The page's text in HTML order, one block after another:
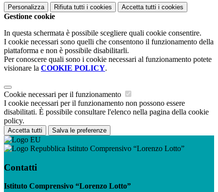
Personalizza Rifiuta tutti i cookies Accetta tutti i cookies
Gestione cookie
In questa schermata è possibile scegliere quali cookie consentire.
I cookie necessari sono quelli che consentono il funzionamento della
piattaforma e non è possibile disabilitarli.
Per conoscere quali sono i cookie necessari al funzionamento potete
visionare la COOKIE POLICY.
Cookie necessari per il funzionamento
I cookie necessari per il funzionamento non possono essere
disabilitati. È possibile consultare l'elenco nella pagina della cookie
policy.
Accetta tutti Salva le preferenze
Istituto Comprensivo “Lorenzo Lotto”
Contatti
Istituto Comprensivo “Lorenzo Lotto”